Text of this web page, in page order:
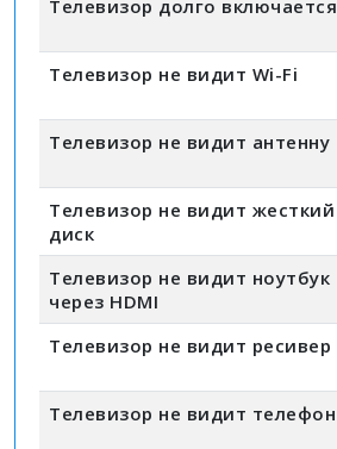
Телевизор долго включается
Телевизор не видит Wi-Fi
Телевизор не видит антенну
Телевизор не видит жесткий
диск
Телевизор не видит ноутбук
через HDMI
Телевизор не видит ресивер
Телевизор не видит телефон